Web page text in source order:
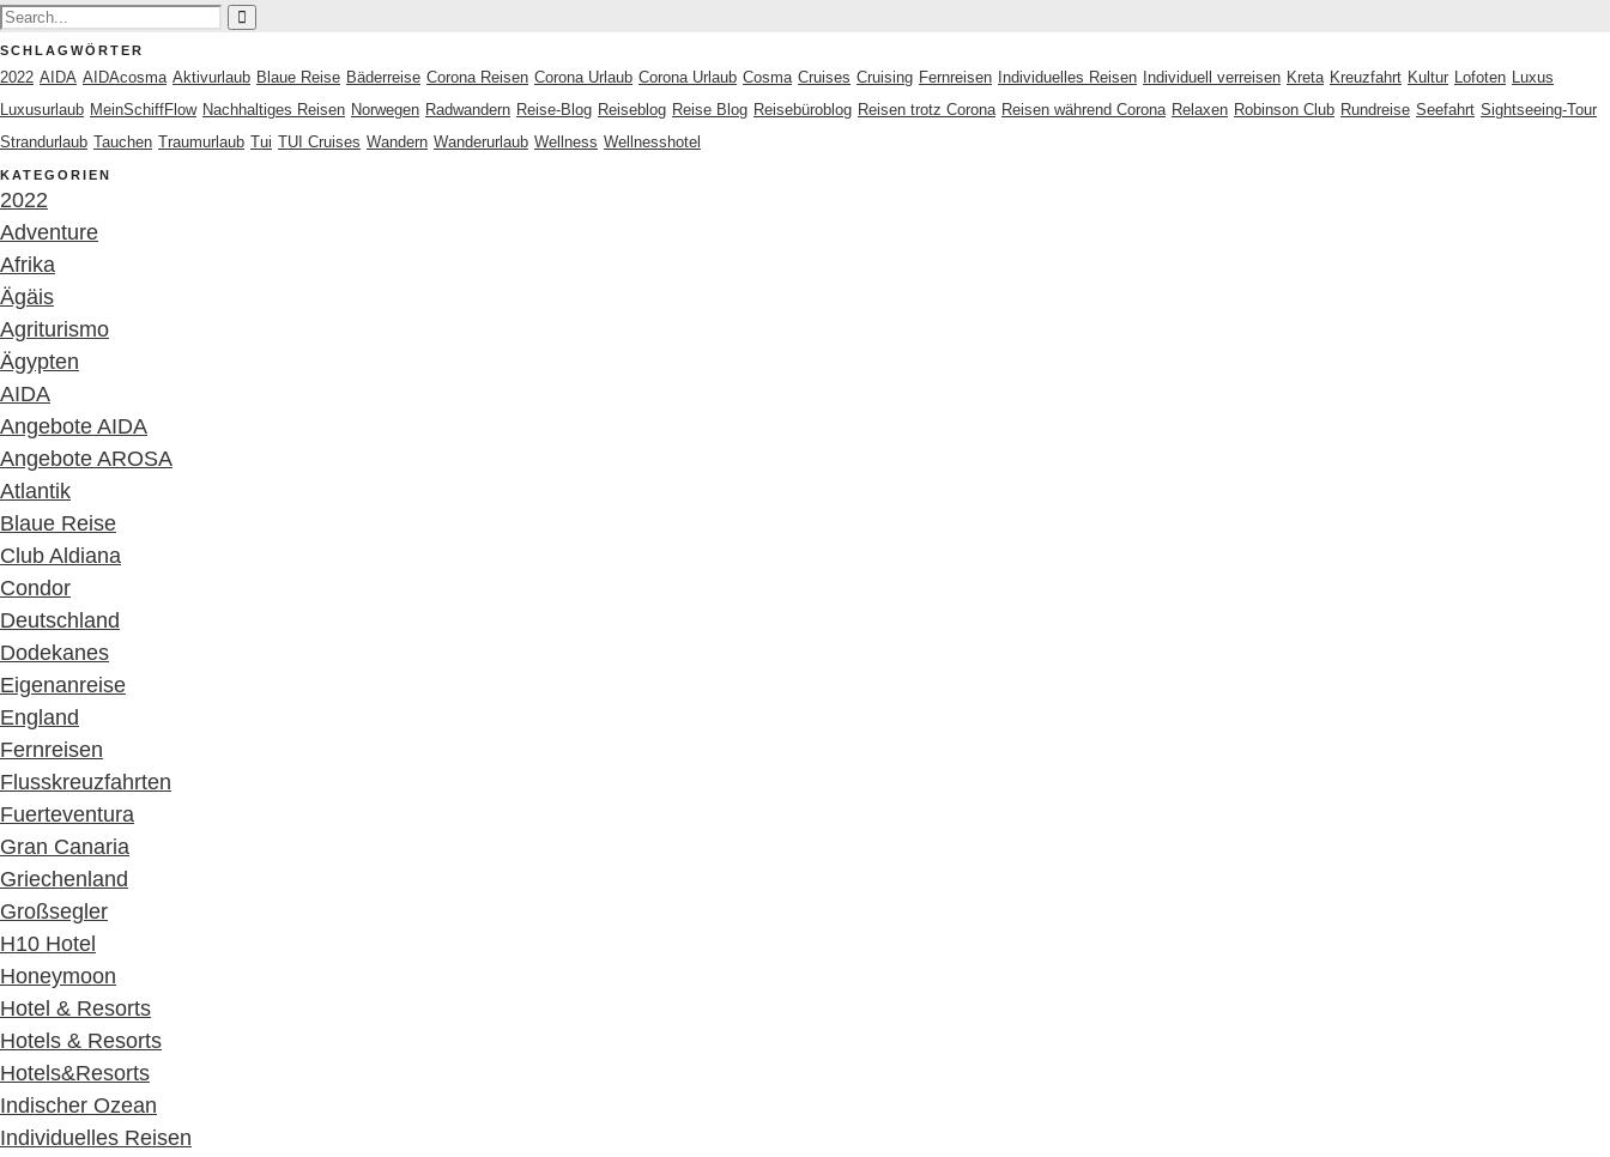
SCHLAGWÖRTER
2022 AIDA AIDAcosma Aktivurlaub Blaue Reise Bäderreise Corona Reisen Corona Urlaub Corona Urlaub Cosma Cruises Cruising Fernreisen Individuelles Reisen Individuell verreisen Kreta Kreuzfahrt Kultur Lofoten Luxus
Luxusurlaub MeinSchiffFlow Nachhaltiges Reisen Norwegen Radwandern Reise-Blog Reiseblog Reise Blog Reisebüroblog Reisen trotz Corona Reisen während Corona Relaxen Robinson Club Rundreise Seefahrt Sightseeing-Tour
Strandurlaub Tauchen Traumurlaub Tui TUI Cruises Wandern Wanderurlaub Wellness Wellnesshotel
KATEGORIEN
2022
Adventure
Afrika
Ägäis
Agriturismo
Ägypten
AIDA
Angebote AIDA
Angebote AROSA
Atlantik
Blaue Reise
Club Aldiana
Condor
Deutschland
Dodekanes
Eigenanreise
England
Fernreisen
Flusskreuzfahrten
Fuerteventura
Gran Canaria
Griechenland
Großsegler
H10 Hotel
Honeymoon
Hotel & Resorts
Hotels & Resorts
Hotels&Resorts
Indischer Ozean
Individuelles Reisen